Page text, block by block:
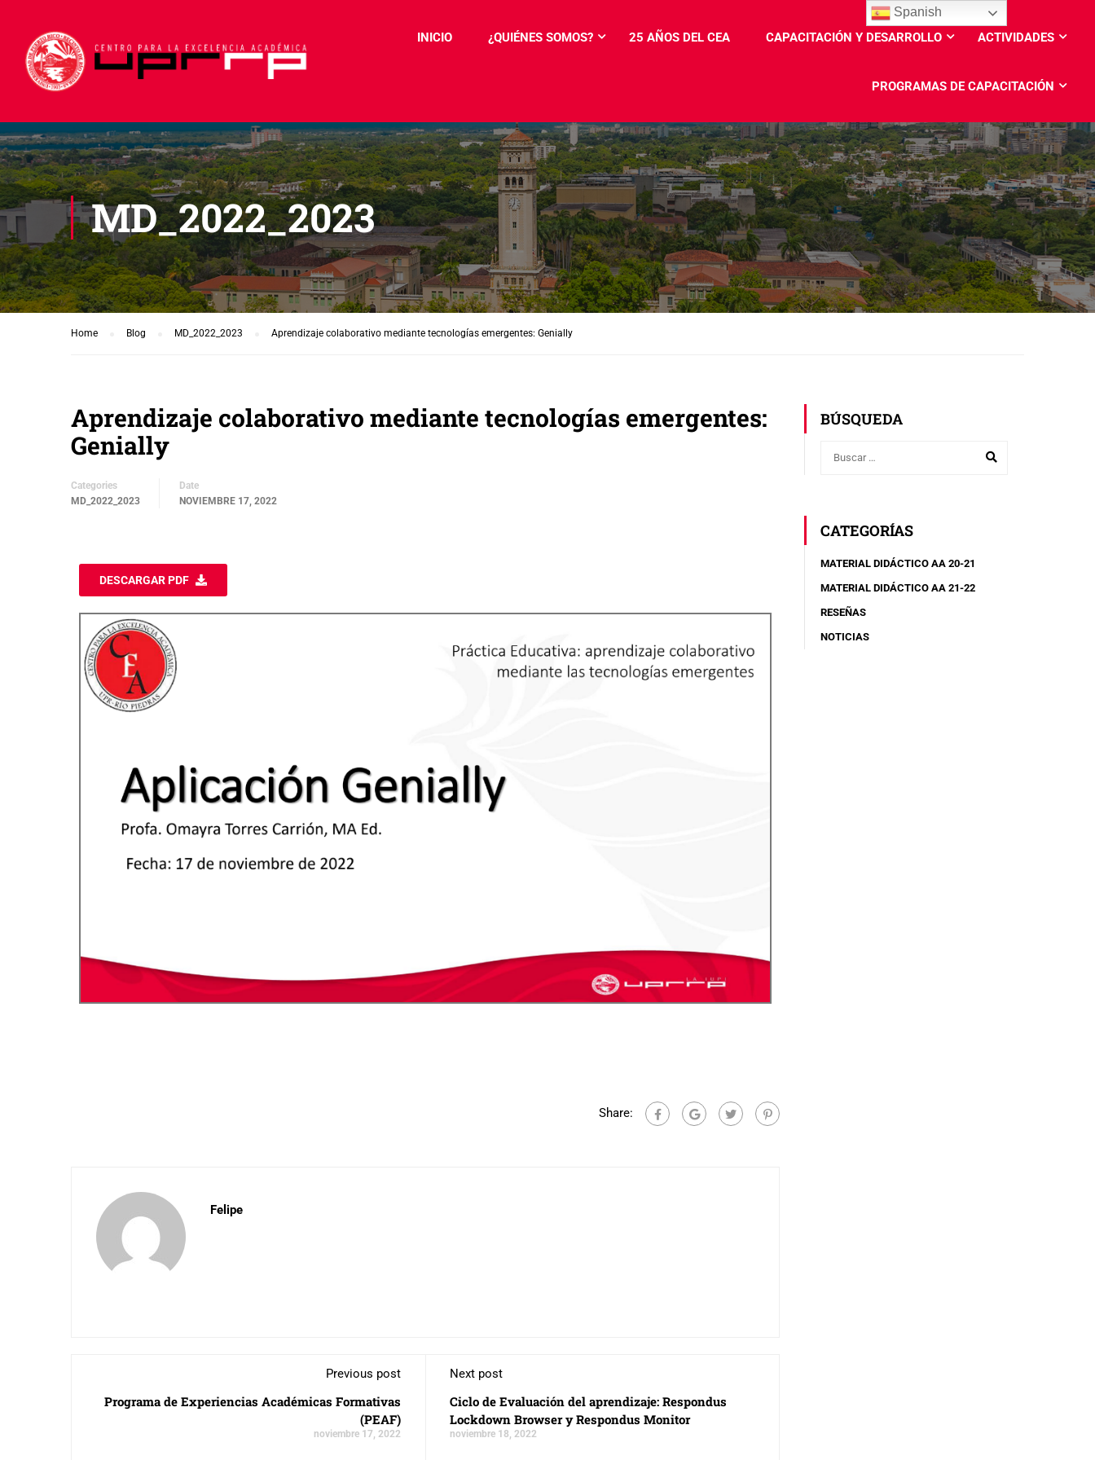
INICIO ¿QUIÉNES SOMOS? 25 AÑOS DEL CEA CAPACITACIÓN Y DESARROLLO ACTIVIDADES
PROGRAMAS DE CAPACITACIÓN
MD_2022_2023
Home Blog MD_2022_2023 Aprendizaje colaborativo mediante tecnologías emergentes: Genially
Aprendizaje colaborativo mediante tecnologías emergentes:
Genially
Categories
MD_2022_2023
Date
NOVIEMBRE 17, 2022
DESCARGAR PDF
Share:
Felipe
Previous post
Programa de Experiencias Académicas Formativas
(PEAF)
noviembre 17, 2022
Next post
Ciclo de Evaluación del aprendizaje: Respondus
Lockdown Browser y Respondus Monitor
noviembre 18, 2022
BÚSQUEDA
CATEGORÍAS
MATERIAL DIDÁCTICO AA 20-21
MATERIAL DIDÁCTICO AA 21-22
RESEÑAS
NOTICIAS
Spanish